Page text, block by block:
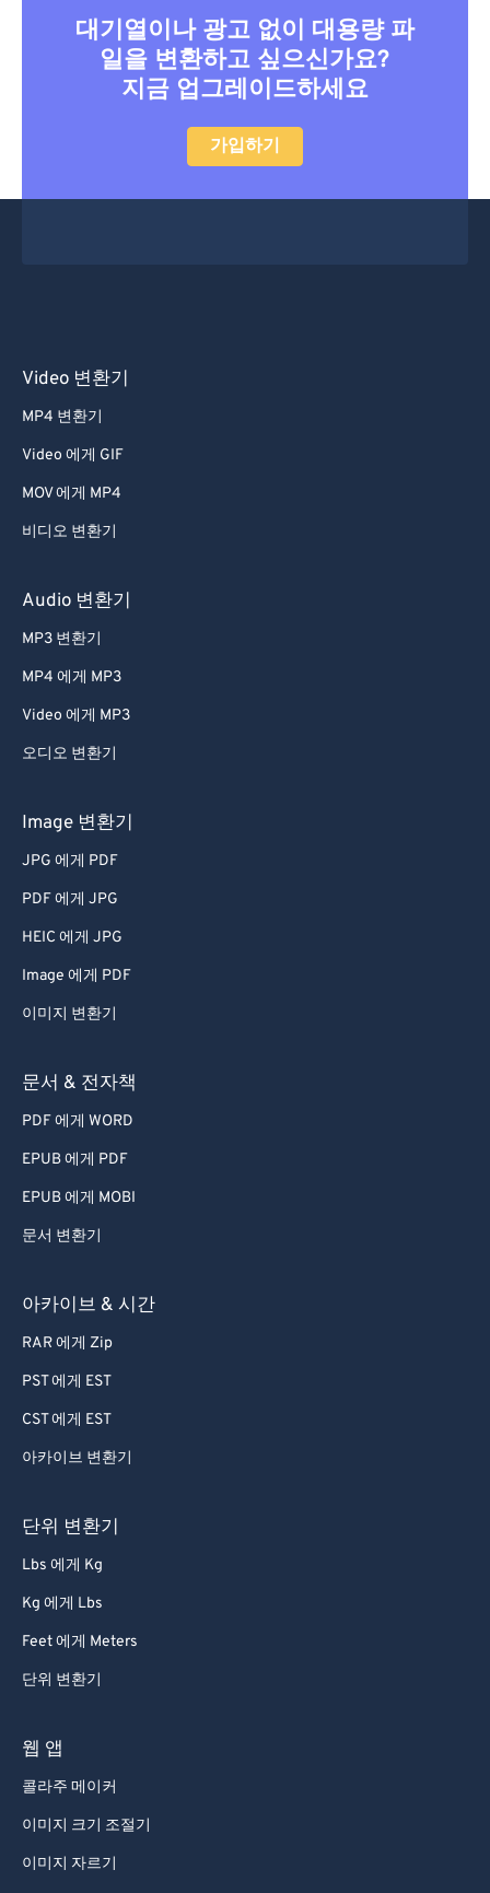
대기열이나 광고 없이 대용량 파
일을 변환하고 싶으신가요?
지금 업그레이드하세요
가입하기
Video 변환기
MP4 변환기
Video 에게 GIF
MOV 에게 MP4
비디오 변환기
Audio 변환기
MP3 변환기
MP4 에게 MP3
Video 에게 MP3
오디오 변환기
Image 변환기
JPG 에게 PDF
PDF 에게 JPG
HEIC 에게 JPG
Image 에게 PDF
이미지 변환기
문서 & 전자책
PDF 에게 WORD
EPUB 에게 PDF
EPUB 에게 MOBI
문서 변환기
아카이브 & 시간
RAR 에게 Zip
PST 에게 EST
CST 에게 EST
아카이브 변환기
단위 변환기
Lbs 에게 Kg
Kg 에게 Lbs
Feet 에게 Meters
단위 변환기
웹 앱
콜라주 메이커
이미지 크기 조절기
이미지 자르기